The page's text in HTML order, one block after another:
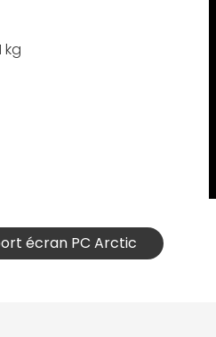
kg
écran PC Arctic